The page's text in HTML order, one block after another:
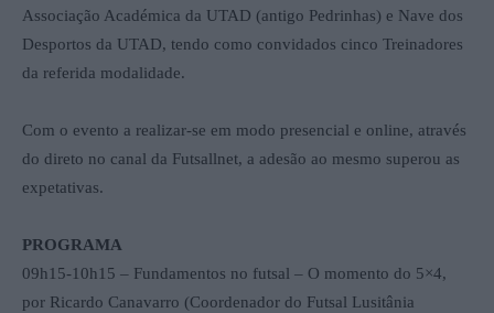
Associação Académica da UTAD (antigo Pedrinhas) e Nave dos
Desportos da UTAD, tendo como convidados cinco Treinadores
da referida modalidade.
Com o evento a realizar-se em modo presencial e online, através
do direto no canal da Futsallnet, a adesão ao mesmo superou as
expetativas.
PROGRAMA
09h15-10h15 – Fundamentos no futsal – O momento do 5×4,
por Ricardo Canavarro (Coordenador do Futsal Lusitânia